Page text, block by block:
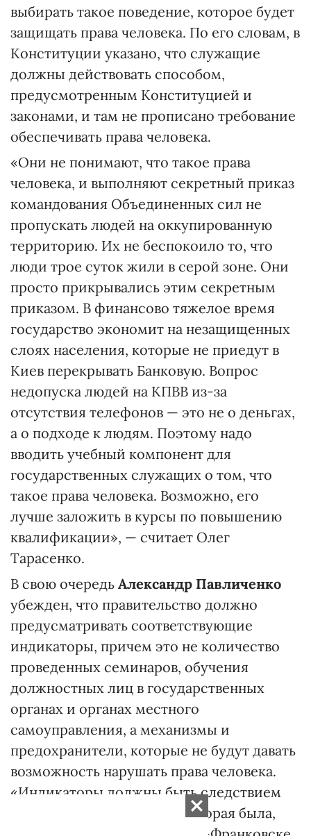
выбирать такое поведение, которое будет
защищать права человека. По его словам, в
Конституции указано, что служащие
должны действовать способом,
предусмотренным Конституцией и
законами, и там не прописано требование
обеспечивать права человека.
«Они не понимают, что такое права
человека, и выполняют секретный приказ
командования Объединенных сил не
пропускать людей на оккупированную
территорию. Их не беспокоило то, что
люди трое суток жили в серой зоне. Они
просто прикрывались этим секретным
приказом. В финансово тяжелое время
государство экономит на незащищенных
слоях населения, которые не приедут в
Киев перекрывать Банковую. Вопрос
недопуска людей на КПВВ из-за
отсутствия телефонов — это не о деньгах,
а о подходе к людям. Поэтому надо
вводить учебный компонент для
государственных служащих о том, что
такое права человека. Возможно, его
лучше заложить в курсы по повышению
квалификации», — считает Олег
Тарасенко.
В свою очередь Александр Павличенко
убежден, что правительство должно
предусматривать соответствующие
индикаторы, причем это не количество
проведенных семинаров, обучения
должностных лиц в государственных
органах и органах местного
самоуправления, а механизмы и
предохранители, которые не будут давать
возможность нарушать права человека.
«Индикаторы должны быть следствием
неповторения ситуации, которая была,